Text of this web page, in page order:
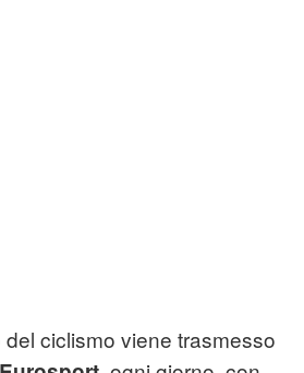
ciclismo viene trasmesso